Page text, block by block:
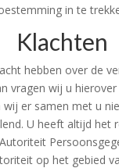
in te
Klachten
hebben over de
vragen wij u
er samen met u
U heeft altijd het
op het gebied